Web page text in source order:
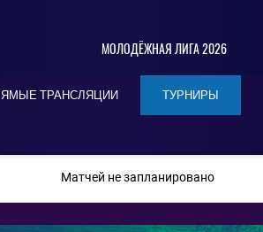
МОЛОДЁЖНАЯ ЛИГА 2026
ТРАНСЛЯЦИИ ТУРНИРЫ
Матчей не запланировано